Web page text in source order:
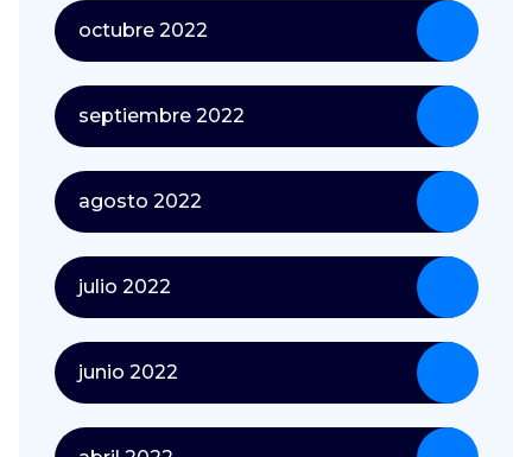
octubre 2022
septiembre 2022
agosto 2022
julio 2022
junio 2022